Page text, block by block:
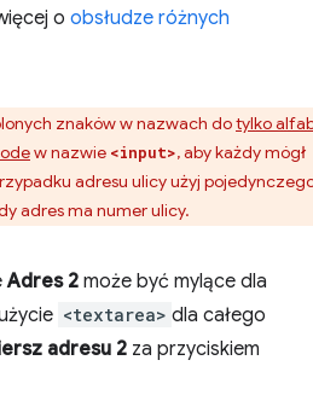
o obsłudze różnych
znaków w nazwach dotylko
w nazwie <input>, aby każdy mógł
adresu ulicy użyj
adres ma numer ulicy.
Adres 2 może być mylące dla
<textarea> dla całego
adresu 2 za przyciskiem